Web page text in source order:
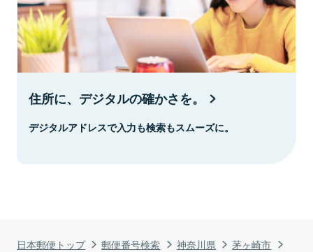
日本郵便トップ 郵便番号検索 神奈川県
茅ヶ崎市
住所に、デジタルの確かさを。
デジタルアドレスで入力も検索もスムーズに。